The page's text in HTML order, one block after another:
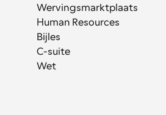
Wervingsmarktplaats
Human Resources
Bijles
C-suite
Wet